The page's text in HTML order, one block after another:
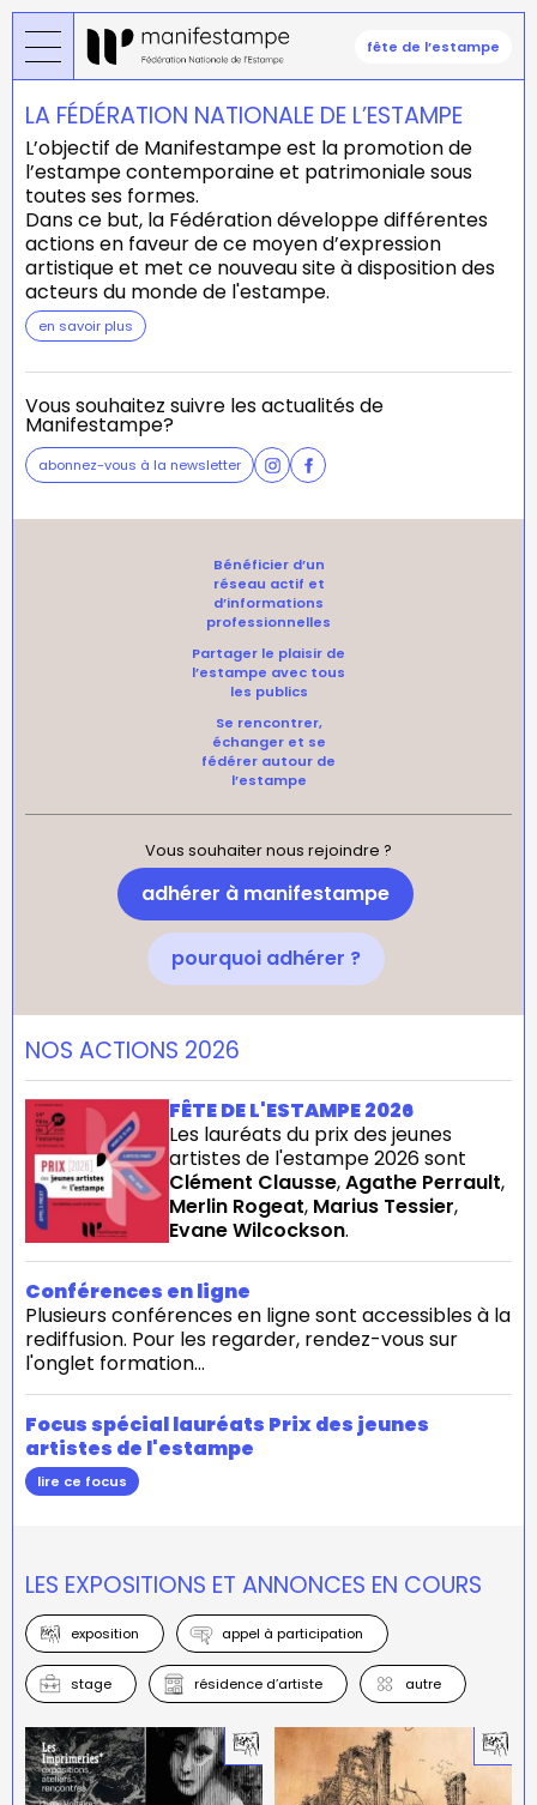
Skip
to
main
content
fête de l’estampe
LA FÉDÉRATION NATIONALE DE L’ESTAMPE
L’objectif de Manifestampe est la promotion de
l’estampe contemporaine et patrimoniale sous
toutes ses formes.
Dans ce but, la Fédération développe différentes
actions en faveur de ce moyen d’expression
artistique et met ce nouveau site à disposition des
acteurs du monde de l'estampe.
en savoir plus
Vous souhaitez suivre les actualités de
Manifestampe?
abonnez-vous à la newsletter
Bénéficier d’un
réseau actif et
d’informations
professionnelles
Partager le plaisir de
l’estampe avec tous
les publics
Se rencontrer,
échanger et se
fédérer autour de
l’estampe
Vous souhaiter nous rejoindre ?
adhérer à manifestampe
pourquoi adhérer ?
NOS ACTIONS 2026
FÊTE DE L'ESTAMPE 2026
Les lauréats du prix des jeunes
artistes de l'estampe 2026 sont
Clément Clausse,Agathe Perrault,
Merlin Rogeat, Marius Tessier,
Evane Wilcockson.
Conférences en ligne
Plusieurs conférences en ligne sont accessibles à la
rediffusion. Pour les regarder, rendez-vous sur
l'onglet formation...
Focus spécial lauréats Prix des jeunes
artistes de l'estampe
lire ce focus
LES EXPOSITIONS ET ANNONCES EN COURS
exposition appel à participation
stage résidence d’artiste autre